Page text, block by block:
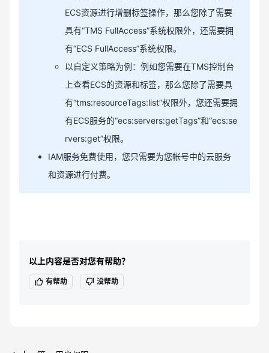
ECS资源进行增删标签操作，那么您除了需要
具有“TMS FullAccess”系统权限外，还需要拥
有“ECS FullAccess”系统权限。
以自定义策略为例：例如您需要在TMS控制台
上查看ECS的资源和标签，那么您除了需要具
有“tms:resourceTags:list”权限外，您还需要拥
有ECS服务的“ecs:servers:getTags”和“ecs:se
rvers:get”权限。
IAM服务免费使用，您只需要为您帐号中的云服务
和资源进行付费。
以上内容是否对您有帮助？
有帮助 没帮助